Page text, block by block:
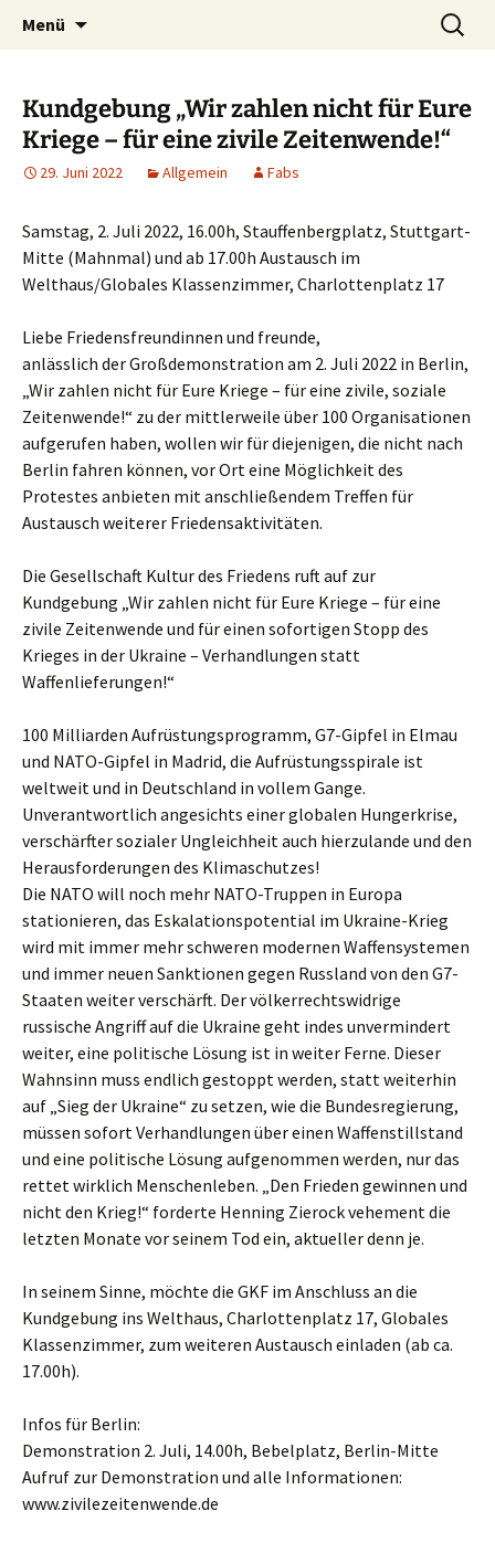
Kultur des Friedens
Kultur ist das Vergnügen, die Welt zu
verändern. – Bertolt Brecht
Menü
Suchen
nach:
Kundgebung „Wir zahlen nicht für Eure
Kriege – für eine zivile Zeitenwende!“
29. Juni 2022 Allgemein Fabs
Samstag, 2. Juli 2022, 16.00h, Stauffenbergplatz, Stuttgart-
Mitte (Mahnmal) und ab 17.00h Austausch im
Welthaus/Globales Klassenzimmer, Charlottenplatz 17
Liebe Friedensfreundinnen und freunde,
anlässlich der Großdemonstration am 2. Juli 2022 in Berlin,
„Wir zahlen nicht für Eure Kriege – für eine zivile, soziale
Zeitenwende!“ zu der mittlerweile über 100 Organisationen
aufgerufen haben, wollen wir für diejenigen, die nicht nach
Berlin fahren können, vor Ort eine Möglichkeit des
Protestes anbieten mit anschließendem Treffen für
Austausch weiterer Friedensaktivitäten.
Die Gesellschaft Kultur des Friedens ruft auf zur
Kundgebung „Wir zahlen nicht für Eure Kriege – für eine
zivile Zeitenwende und für einen sofortigen Stopp des
Krieges in der Ukraine – Verhandlungen statt
Waffenlieferungen!“
100 Milliarden Aufrüstungsprogramm, G7-Gipfel in Elmau
und NATO-Gipfel in Madrid, die Aufrüstungsspirale ist
weltweit und in Deutschland in vollem Gange.
Unverantwortlich angesichts einer globalen Hungerkrise,
verschärfter sozialer Ungleichheit auch hierzulande und den
Herausforderungen des Klimaschutzes!
Die NATO will noch mehr NATO-Truppen in Europa
stationieren, das Eskalationspotential im Ukraine-Krieg
wird mit immer mehr schweren modernen Waffensystemen
und immer neuen Sanktionen gegen Russland von den G7-
Staaten weiter verschärft. Der völkerrechtswidrige
russische Angriff auf die Ukraine geht indes unvermindert
weiter, eine politische Lösung ist in weiter Ferne. Dieser
Wahnsinn muss endlich gestoppt werden, statt weiterhin
auf „Sieg der Ukraine“ zu setzen, wie die Bundesregierung,
müssen sofort Verhandlungen über einen Waffenstillstand
und eine politische Lösung aufgenommen werden, nur das
rettet wirklich Menschenleben. „Den Frieden gewinnen und
nicht den Krieg!“ forderte Henning Zierock vehement die
letzten Monate vor seinem Tod ein, aktueller denn je.
In seinem Sinne, möchte die GKF im Anschluss an die
Kundgebung ins Welthaus, Charlottenplatz 17, Globales
Klassenzimmer, zum weiteren Austausch einladen (ab ca.
17.00h).
Infos für Berlin:
Demonstration 2. Juli, 14.00h, Bebelplatz, Berlin-Mitte
Aufruf zur Demonstration und alle Informationen:
www.zivilezeitenwende.de